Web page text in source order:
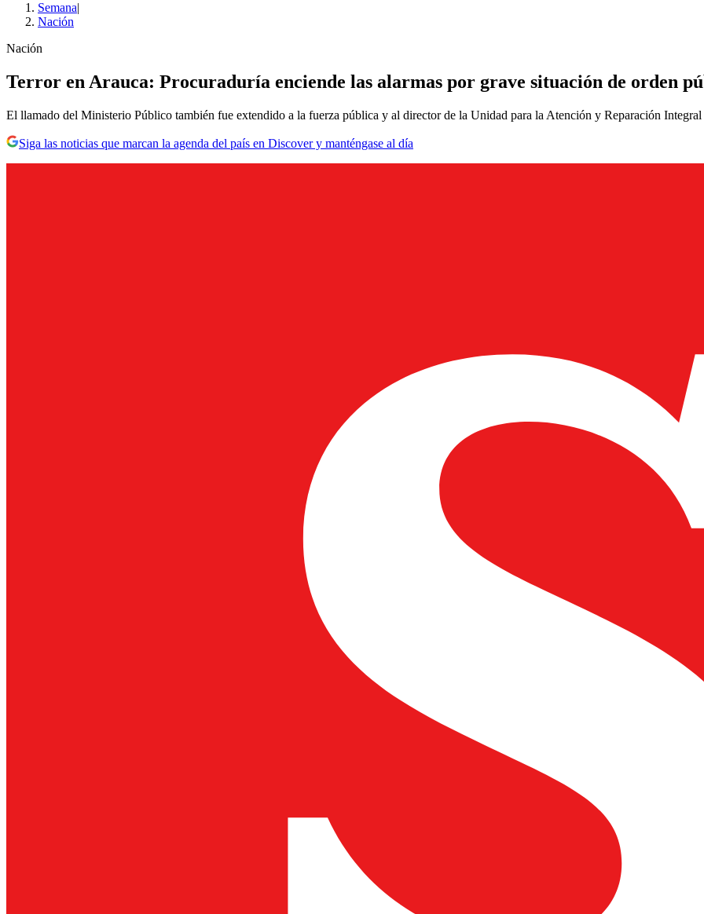
Semana|
Nación
Nación
Terror en Arauca: Procuraduría enciende las alarmas por grave situación de orden
El llamado del Ministerio Público también fue extendido a la fuerza pública y al director de la Unidad para la Atención y Reparación
Siga las noticias que marcan la agenda del país en Discover y manténgase al día